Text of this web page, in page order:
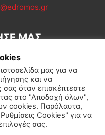
ΜΑΣ
Διεθνή Κοινωνία
μας για να
και να
σας όταν επισκέπτεστε
στο "Αποδοχή όλων",
cookies. Παρόλαυτα,
Cookies" για να
σας.